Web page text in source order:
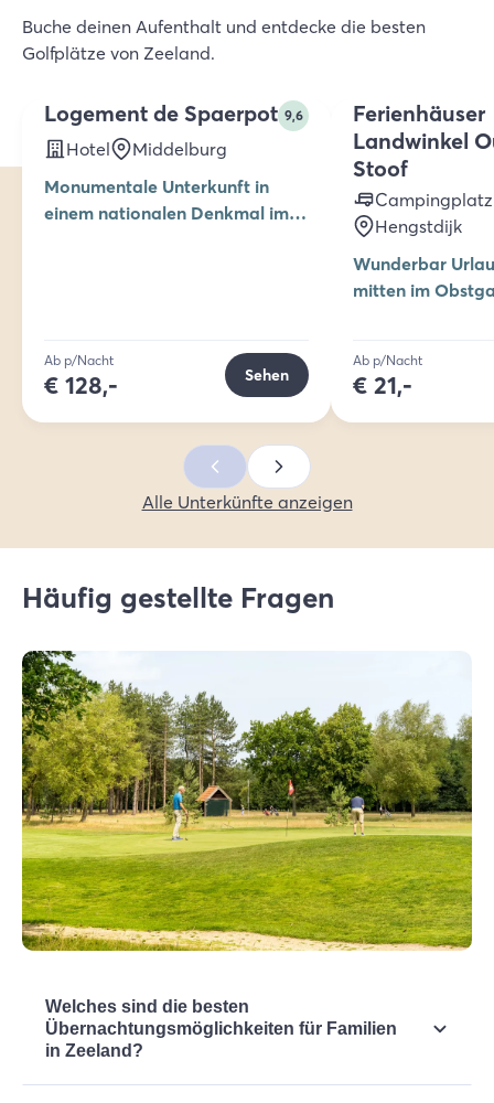
Buche deinen Aufenthalt und entdecke die besten
Golfplätze von Zeeland.
2 pers.
Logement de Spaerpot 9,6
Hotel
Middelburg
Monumentale Unterkunft in
einem nationalen Denkmal im
Ab p/Nacht
€ 128,- Sehen
Ferienhäuser
Landwinkel
Stoof
Campingplatz
Hengstdijk
Wunderbar
mitten im
Ab p/Nacht
€ 21,-
Alle Unterkünfte anzeigen
Häufig gestellte Fragen
Welches sind die besten
Übernachtungsmöglichkeiten für Familien
in Zeeland?